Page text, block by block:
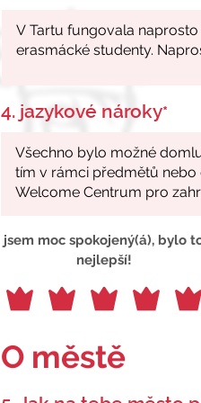
4. jazykové nároky*
jsem moc spokojený(á), bylo
nejlepší!
O městě